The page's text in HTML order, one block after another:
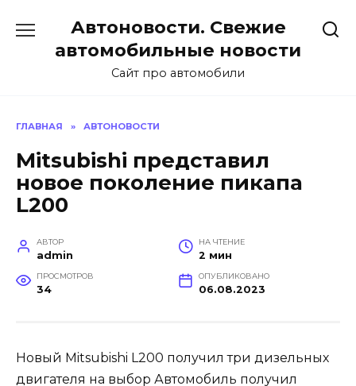
содержанию
Автоновости. Свежие
автомобильные новости
Сайт про автомобили
ГЛАВНАЯ » АВТОНОВОСТИ
Mitsubishi представил
новое поколение пикапа
L200
АВТОР
admin
НА ЧТЕНИЕ
2 мин
ПРОСМОТРОВ
34
ОПУБЛИКОВАНО
06.08.2023
Новый Mitsubishi L200 получил три дизельных
двигателя на выбор Автомобиль получил